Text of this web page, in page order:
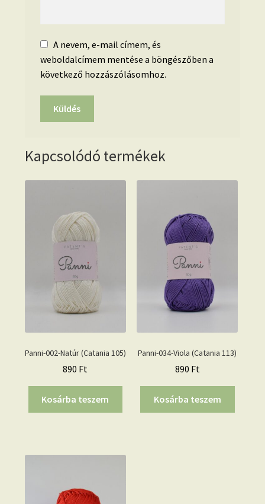
A nevem, e-mail címem, és
weboldalcímem mentése a böngészőben a
következő hozzászólásomhoz.
Kapcsolódó termékek
Panni-002-Natúr (Catania 105)
890 Ft
Kosárba teszem
Panni-034-Viola (Catania 113)
890 Ft
Kosárba teszem